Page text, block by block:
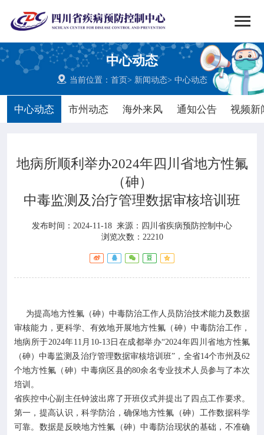

中心动态
 当前位置：首页> 新闻动态>中心动态
中心动态 市州动态 海外来风 通知公告 视频新

网站首页
中心概况 
新闻动态 
工作重点 

科普园地 
学术期刊
在线互动 
地病所顺利举办2024年四川省地方性氟
（砷）
中毒监测及治疗管理数据审核培训班
发布时间：2024-11-18 来源： 四川省疾病预防控制中心
浏览次数：22210
为提高地方性氟（砷）中毒防治工作人员防治技术能力及数据
审核能力，更科学、有效地开展地方性氟（砷）中毒防治工作，
地病所于2024年11月10-13日在成都举办“2024年四川省地方性氟
（砷）中毒监测及治疗管理数据审核培训班”，全省14个市州及62
个地方性氟（砷）中毒病区县的80余名专业技术人员参与了本次
培训。
省疾控中心副主任钟波出席了开班仪式并提出了四点工作要求。
第一，提高认识，科学防治，确保地方性氟（砷）工作数据科学
可靠。数据是反映地方性氟（砷）中毒防治现状的基础，不准确